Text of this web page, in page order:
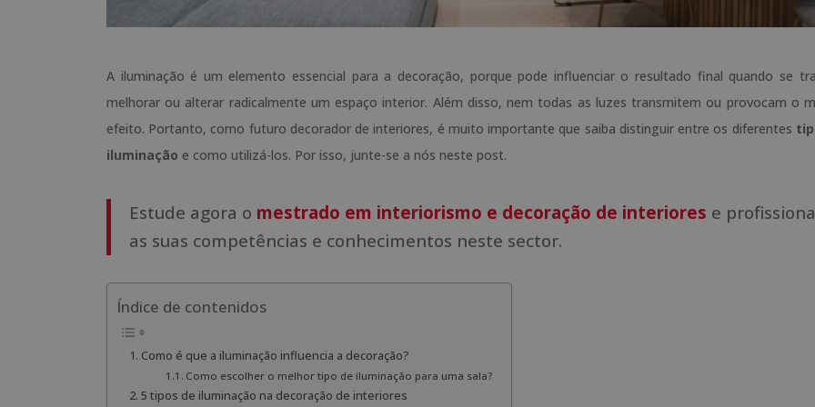
A iluminação é um elemento essencial para a decoração, porque pode influenciar o resultado final quando se
melhorar ou alterar radicalmente um espaço interior. Além disso, nem todas as luzes transmitem ou provocam o
efeito. Portanto, como futuro decorador de interiores, é muito importante que saiba distinguir entre os diferentes
iluminação e como utilizá-los. Por isso, junte-se a nós neste post.
Estude agora o mestrado em interiorismo e decoração de interiores e
as suas competências e conhecimentos neste sector.
Índice de contenidos
Como é que a iluminação influencia a decoração?
Como escolher o melhor tipo de iluminação para uma sala?
5 tipos de iluminação na decoração de interiores